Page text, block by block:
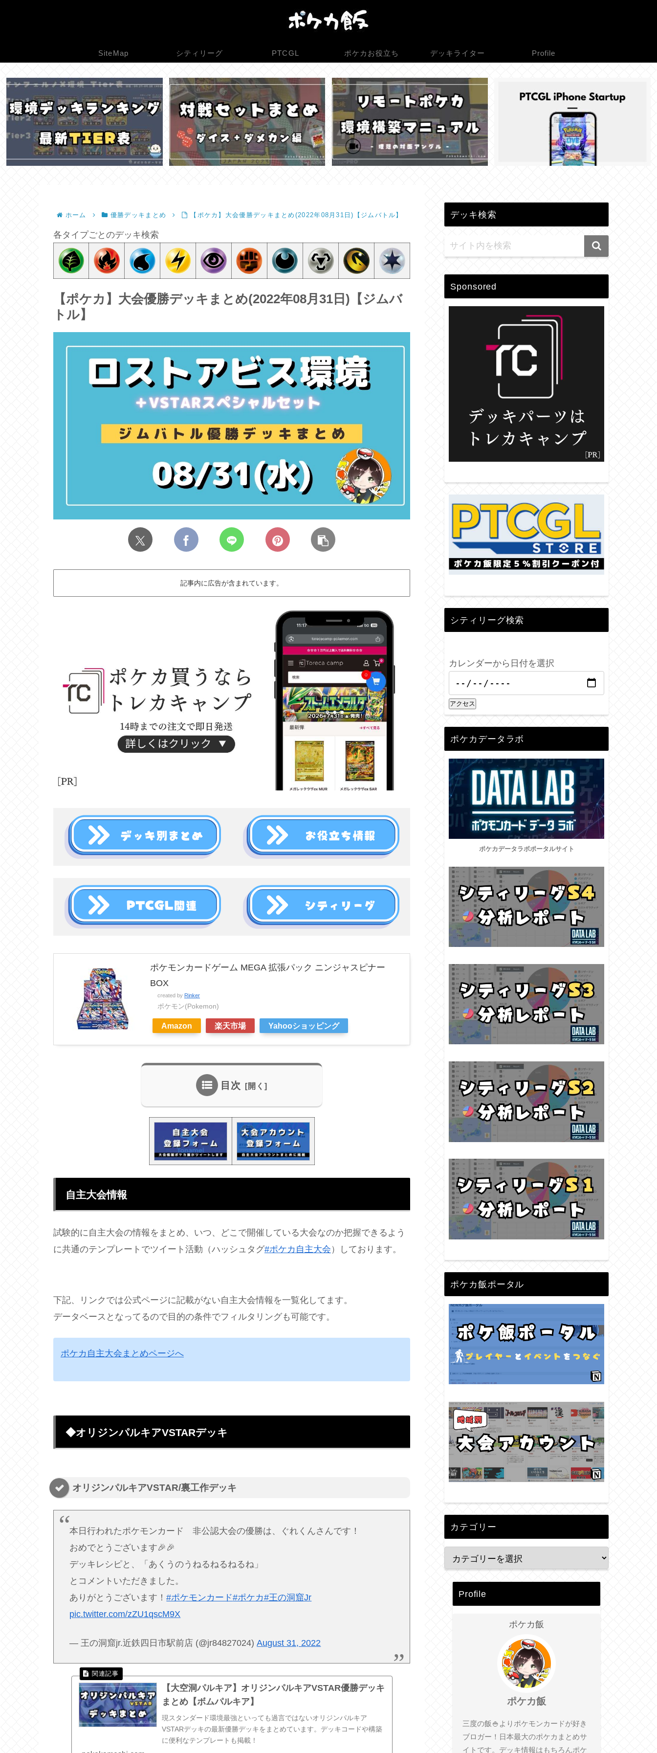
SiteMap シティリーグ PTCGL ポケカお役立ち デッキライター Profile
ホーム 優勝デッキまとめ 【ポケカ】大会優勝デッキまとめ(2022年08月31日)【ジムバトル】
各タイプごとのデッキ検索
【ポケカ】大会優勝デッキまとめ(2022年08月31日)【ジムバ
トル】
記事内に広告が含まれています。
ポケモンカードゲーム MEGA 拡張パック ニンジャスピナー
BOX
created by Rinker
ポケモン(Pokemon)
Amazon 楽天市場 Yahooショッピング
目次
自主大会情報
試験的に自主大会の情報をまとめ、いつ、どこで開催している大会なのか把握できるよう
に共通のテンプレートでツイート活動（ハッシュタグ#ポケカ自主大会 ）しております。
下記、リンクでは公式ページに記載がない自主大会情報を一覧化してます。
データベースとなってるので目的の条件でフィルタリングも可能です。
ポケカ自主大会まとめページへ
◆オリジンパルキアVSTARデッキ
オリジンパルキアVSTAR/裏工作デッキ
本日行われたポケモンカード 非公認大会の優勝は、ぐれくんさんです！
おめでとうございます🎉🎉
デッキレシピと、「あくうのうねるねるねるね」
とコメントいただきました。
ありがとうございます！#ポケモンカード#ポケカ#王の洞窟Jr
pic.twitter.com/zZU1qscM9X
— 王の洞窟jr.近鉄四日市駅前店 (@jr84827024)August 31, 2022
【大空洞パルキア】オリジンパルキアVSTAR優勝デッキ
まとめ【ボムパルキア】
現スタンダード環境最強といっても過言ではないオリジンパルキア
VSTARデッキの最新優勝デッキをまとめています。デッキコードや構築
に便利なテンプレートも掲載！
デッキ検索
Sponsored
シティリーグ検索
カレンダーから日付を選択
アクセス
ポケカデータラボ
ポケカデータラボポータルサイト
ポケカ飯ポータル
カテゴリー
Profile
ポケカ飯
ポケカ飯
三度の飯🍚よりポケモンカードが好き
ブロガー！日本最大のポケカまとめサ
イトです。デッキ情報はもちろんポケ